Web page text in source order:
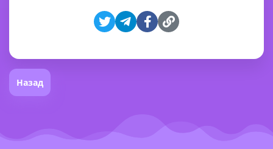
Назад